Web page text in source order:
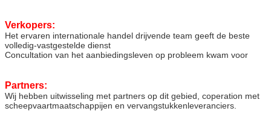
Verkopers:
Het ervaren internationale handel drijvende team geeft de beste
volledig-vastgestelde dienst
Concultation van het aanbiedingsleven op probleem kwam voor
Partners:
Wij hebben uitwisseling met partners op dit gebied, coperation met
scheepvaartmaatschappijen en vervangstukkenleveranciers.